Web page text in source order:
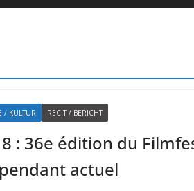
/ KULTUR RECIT / BERICHT
: 36e édition du
actuel